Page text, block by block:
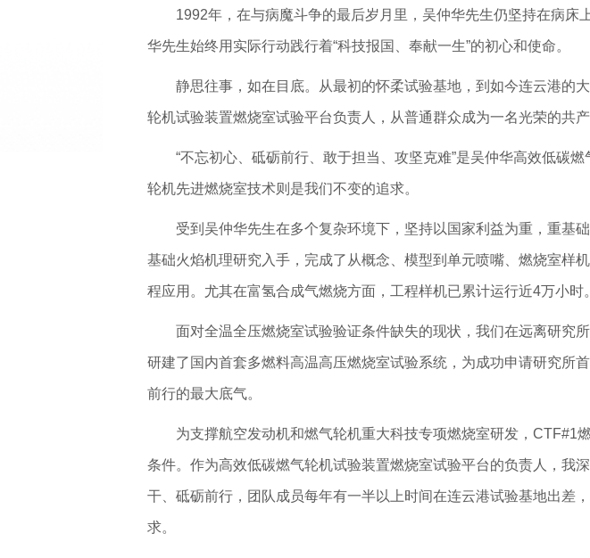
1992年，在与病魔斗争的最后岁月里，吴仲华先生仍坚持在病床
华先生始终用实际行动践行着“科技报国、奉献一生”的初心和使命。
静思往事，如在目底。从最初的怀柔试验基地，到如今连云港的
轮机试验装置燃烧室试验平台负责人，从普通群众成为一名光荣的共
“不忘初心、砥砺前行、敢于担当、攻坚克难”是吴仲华高效低碳
轮机先进燃烧室技术则是我们不变的追求。
受到吴仲华先生在多个复杂环境下，坚持以国家利益为重，重基
基础火焰机理研究入手，完成了从概念、模型到单元喷嘴、燃烧室样
程应用。尤其在富氢合成气燃烧方面，工程样机已累计运行近4万小时。
面对全温全压燃烧室试验验证条件缺失的现状，我们在远离研究
研建了国内首套多燃料高温高压燃烧室试验系统，为成功申请研究所
前行的最大底气。
为支撑航空发动机和燃气轮机重大科技专项燃烧室研发，CTF#1
条件。作为高效低碳燃气轮机试验装置燃烧室试验平台的负责人，我
干、砥砺前行，团队成员每年有一半以上时间在连云港试验基地出差
求。